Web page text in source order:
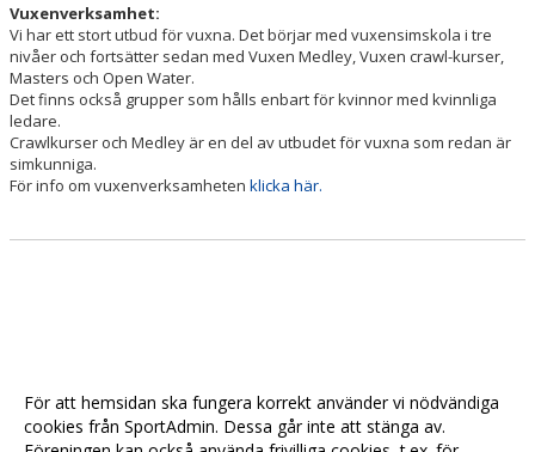
Vuxenverksamhet:
Vi har ett stort utbud för vuxna. Det börjar med vuxensimskola i tre
nivåer och fortsätter sedan med Vuxen Medley, Vuxen crawl-kurser,
Masters och Open Water.
Det finns också grupper som hålls enbart för kvinnor med kvinnliga
ledare.
Crawlkurser och Medley är en del av utbudet för vuxna som redan är
simkunniga.
För info om vuxenverksamheten klicka här.
För att hemsidan ska fungera korrekt använder vi nödvändiga
cookies från SportAdmin. Dessa går inte att stänga av.